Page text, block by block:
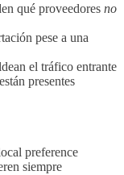
qué proveedores no
pese a una
el tráfico entrante
presentes
preference
siempre